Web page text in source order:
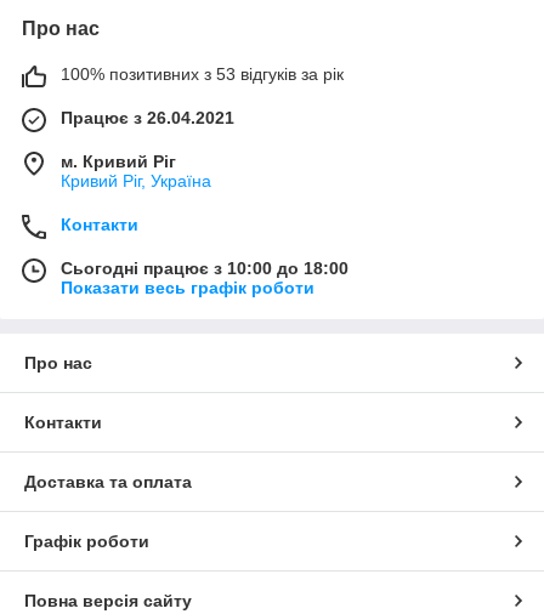
Про нас
100% позитивних з 53 відгуків за рік
Працює з 26.04.2021
м. Кривий Ріг
Кривий Ріг, Україна
Контакти
Сьогодні працює з 10:00 до 18:00
Показати весь графік роботи
Про нас
Контакти
Доставка та оплата
Графік роботи
Повна версія сайту